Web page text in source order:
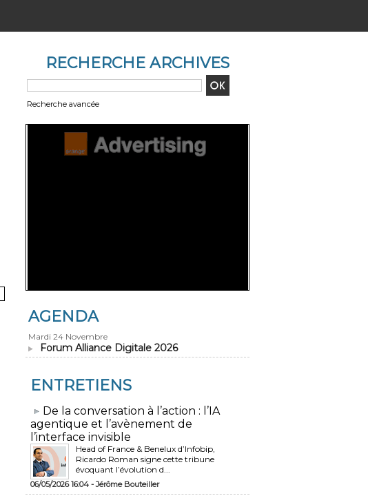
RECHERCHE ARCHIVES
Recherche avancée
AGENDA
Mardi 24 Novembre
Forum Alliance Digitale 2026
ENTRETIENS
​De la conversation à l’action : l’IA
agentique et l’avènement de
l’interface invisible
Head of France & Benelux d’Infobip,
Ricardo Roman signe cette tribune
évoquant l’évolution d...
06/05/2026 16:04 -Jérôme Bouteiller